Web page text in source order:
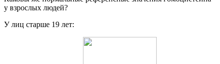
у взрослых людей?
У лиц старше 19 лет: